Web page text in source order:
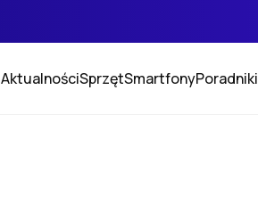
AktualnościSprzętSmartfonyPoradniki